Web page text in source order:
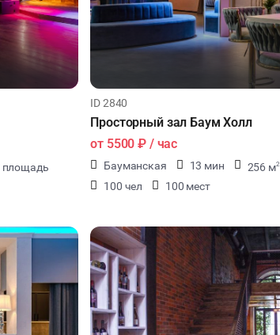
площадь
ID 2840
Просторный зал Баум Холл
от 5500 ₽ / час
Бауманская 13 мин 256 м2
100 чел
100 мест